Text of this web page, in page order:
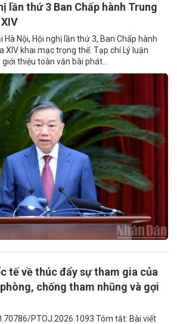
lần thứ 3 Ban Chấp hành Trung
Hà Nội, Hội nghị lần thứ 3, Ban Chấp hành
XIV khai mạc trọng thể. Tạp chí Lý luận
thiệu toàn văn bài phát...
tế về thúc đẩy sự tham gia của
chống tham nhũng và gợi
PTOJ.2026.1093 Tóm tắt: Bài viết